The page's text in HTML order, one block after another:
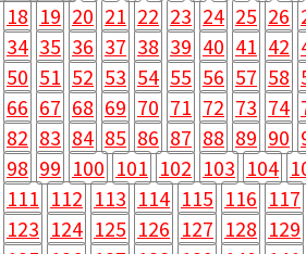
18 19 20 21 22 23 24 25 26
34 35 36 37 38 39 40 41 42
50 51 52 53 54 55 56 57 58
66 67 68 69 70 71 72 73 74
82 83 84 85 86 87 88 89 90
98 99 100 101 102 103 104
111 112 113 114 115 116 117
123 124 125 126 127 128 129